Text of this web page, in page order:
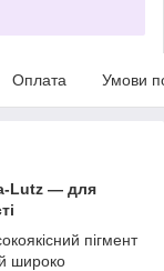
Оплата Умови
Lutz — для
пігмент
широко